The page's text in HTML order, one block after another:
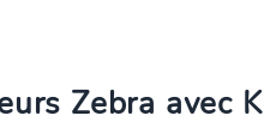
Zebra avec K